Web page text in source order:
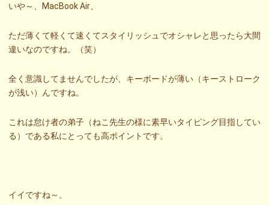
いや～、MacBook Air、
ただ薄くて軽くて速くてスタイリッシュでオシャレと思ったら大間
違いなのですね。（笑）
全く意識してませんでしたが、キーボードが薄い（キーストローク
が浅い）んですね。
これは怠け者の弟子（ねこ先生の様に素早いタイピング目指してい
る）である私にとっても高ポイントです。
イイですね～。